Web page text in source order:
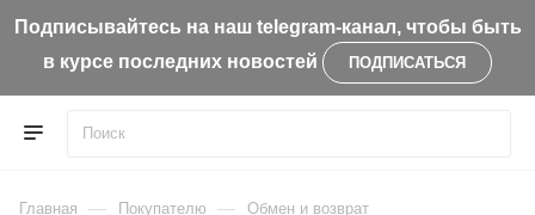
Подписывайтесь на наш telegram-канал, чтобы быть
в курсе последних новостей
ПОДПИСАТЬСЯ
Главная — Покупателю — Обмен и возврат